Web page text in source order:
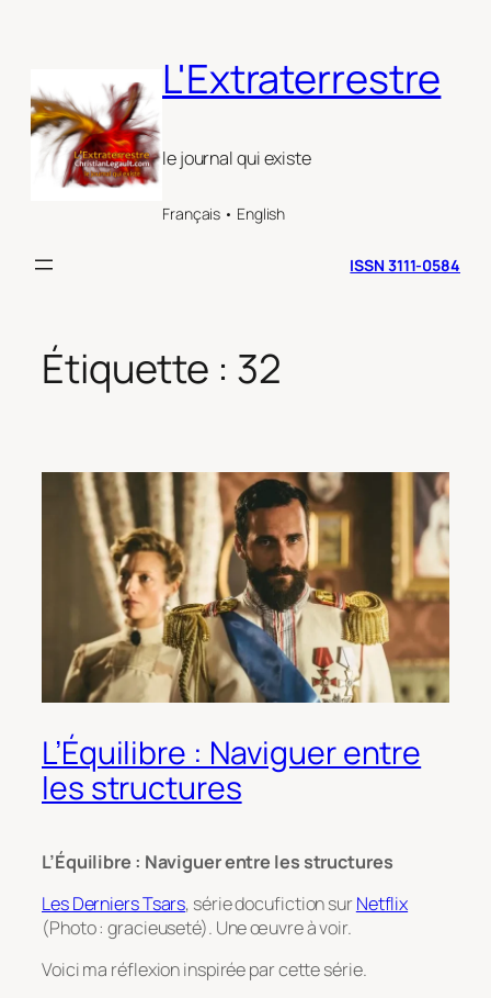
L'Extraterrestre
le journal qui existe
Français • English
ISSN 3111-0584
Étiquette : 32
L’Équilibre : Naviguer entre
les structures
L’Équilibre : Naviguer entre les structures
Les Derniers Tsars, série docufiction surNetflix
(Photo : gracieuseté). Une œuvre à voir.
Voici ma réflexion inspirée par cette série.